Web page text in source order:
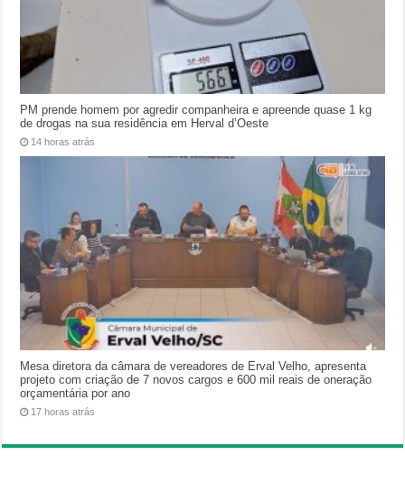
PM prende homem por agredir companheira e apreende quase 1 kg
de drogas na sua residência em Herval d’Oeste
14 horas atrás
Mesa diretora da câmara de vereadores de Erval Velho, apresenta
projeto com criação de 7 novos cargos e 600 mil reais de oneração
orçamentária por ano
17 horas atrás